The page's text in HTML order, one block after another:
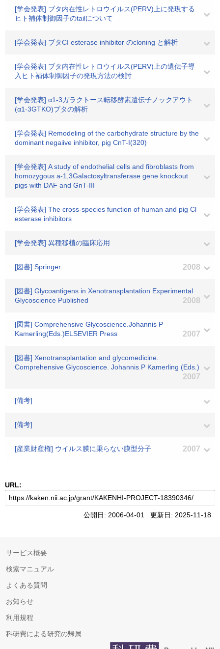
[学会発表] ブタ内在性レトロウイルス(PERV)上に発現する
ヒト補体制御因子のtailについて
[学会発表] ブタCI esterase inhibitor のcloning と解析
[学会発表] ブタ内在性レトロウイルス(PERV)上の遺伝子導
入ヒト補体制御因子の発現方法の検討
[学会発表] α1-3ガラクトース転移酵素遺伝子ノックアウト
(α1-3GTKO)ブタの解析
[学会発表] Remodeling of the carbohydrate structure by the
dominant negaiive inhibitor, pig CnT-I(320)
[学会発表] A study of endothelial cells and fibroblasts from
homozygous a-1,3Galactosyltransferase gene knockout
pigs with DAF and GnT-III
[学会発表] The cross-species function of human and pig Cl
esterase inhibitors
[学会発表] 異種移植の臨床応用
[図書] Springer 2008
[図書] Glycoantigens in Xenotransplantation Experimental
Glycoscience Published
2008
[図書] Comprehensive Glycoscience.Johannis P
Kamerling(Eds.)ELSEVIER Press
2007
[図書] Xenotransplantation and glycomedicine.
Comprehensive Glycoscience. Johannis P Kamerling (Eds.)
2007
[備考]
[備考]
[産業財産権] ウイルス膜に乗らない膜型分子 2007
URL:
公開日: 2006-04-01 更新日: 2025-11-18
サービス概要
検索マニュアル
よくある質問
お知らせ
利用規程
科研費による研究の帰属